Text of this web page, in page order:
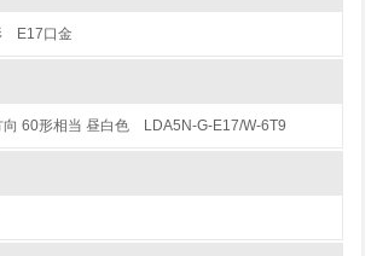
体制
E17口金
向 60形相当 昼白色 LDA5N-G-E17/W-6T9